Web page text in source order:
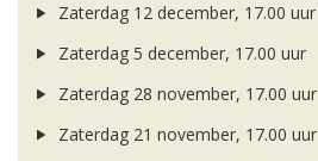
Zaterdag 12 december, 17.00 uur
Zaterdag 5 december, 17.00 uur
Zaterdag 28 november, 17.00 uur
Zaterdag 21 november, 17.00 uur